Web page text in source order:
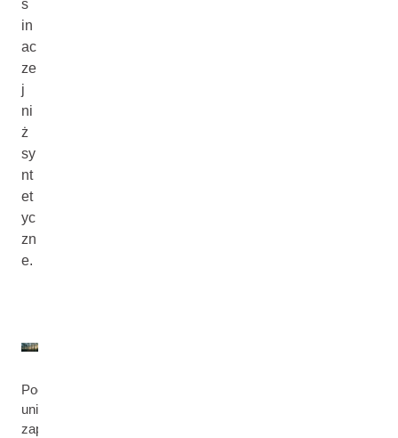
s
in
ac
ze
j
ni
ż
sy
nt
et
yc
zn
e.
Poczuj
unikalny
zapach